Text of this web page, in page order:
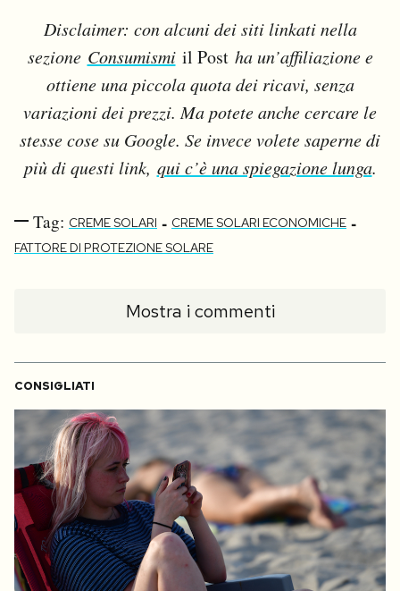
Disclaimer: con alcuni dei siti linkati nella
sezione Consumismi il Postha un’affiliazione e
ottiene una piccola quota dei ricavi, senza
variazioni dei prezzi. Ma potete anche cercare le
stesse cose su Google. Se invece volete saperne di
più di questi link, qui c’è una spiegazione lunga.
Tag: CREME SOLARI - CREME SOLARI ECONOMICHE -
FATTORE DI PROTEZIONE SOLARE
Mostra i commenti
CONSIGLIATI